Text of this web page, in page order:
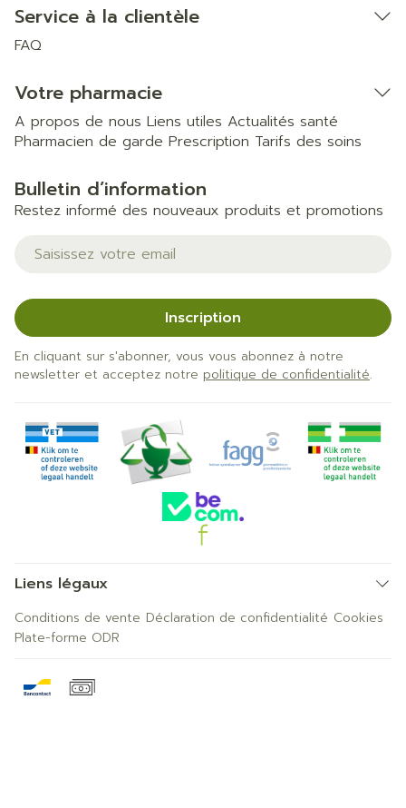
Service à la clientèle
FAQ
Votre pharmacie
A propos de nous Liens utiles Actualités santé
Pharmacien de garde Prescription Tarifs des soins
Bulletin d’information
Restez informé des nouveaux produits et promotions
Adresse mail
Inscription
En cliquant sur s'abonner, vous vous abonnez à notre
newsletter et acceptez notre politique de confidentialité.
Liens légaux
Conditions de vente Déclaration de confidentialité Cookies
Plate-forme ODR